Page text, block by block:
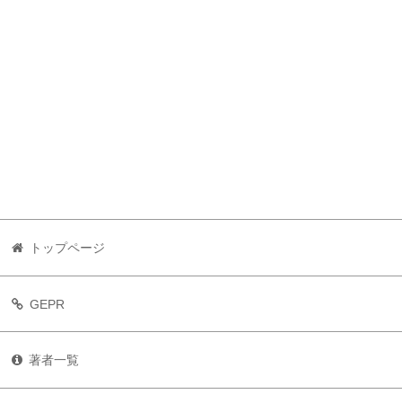
トップページ
GEPR
著者一覧